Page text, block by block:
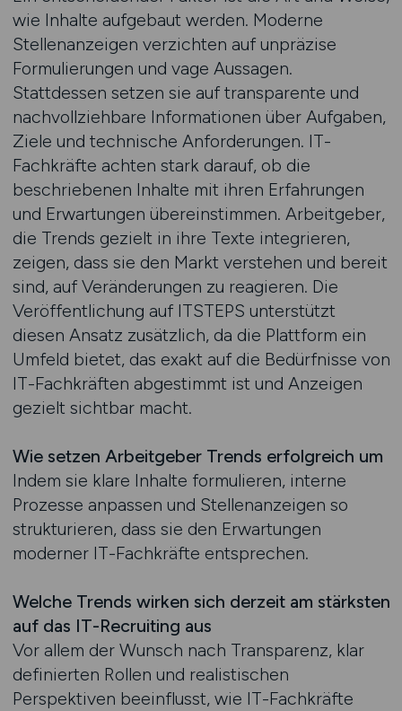
wie Inhalte aufgebaut werden. Moderne
Stellenanzeigen verzichten auf unpräzise
Formulierungen und vage Aussagen.
Stattdessen setzen sie auf transparente und
nachvollziehbare Informationen über Aufgaben,
Ziele und technische Anforderungen. IT-
Fachkräfte achten stark darauf, ob die
beschriebenen Inhalte mit ihren Erfahrungen
und Erwartungen übereinstimmen. Arbeitgeber,
die Trends gezielt in ihre Texte integrieren,
zeigen, dass sie den Markt verstehen und bereit
sind, auf Veränderungen zu reagieren. Die
Veröffentlichung auf ITSTEPS unterstützt
diesen Ansatz zusätzlich, da die Plattform ein
Umfeld bietet, das exakt auf die Bedürfnisse von
IT-Fachkräften abgestimmt ist und Anzeigen
gezielt sichtbar macht.
Wie setzen Arbeitgeber Trends erfolgreich um
Indem sie klare Inhalte formulieren, interne
Prozesse anpassen und Stellenanzeigen so
strukturieren, dass sie den Erwartungen
moderner IT-Fachkräfte entsprechen.
Welche Trends wirken sich derzeit am stärksten
auf das IT-Recruiting aus
Vor allem der Wunsch nach Transparenz, klar
definierten Rollen und realistischen
Perspektiven beeinflusst, wie IT-Fachkräfte